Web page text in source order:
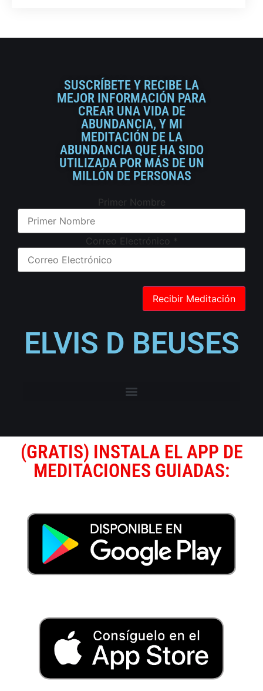
SUSCRÍBETE Y RECIBE LA
MEJOR INFORMACIÓN PARA
CREAR UNA VIDA DE
ABUNDANCIA, Y MI
MEDITACIÓN DE LA
ABUNDANCIA QUE HA SIDO
UTILIZADA POR MÁS DE UN
MILLÓN DE PERSONAS
Primer Nombre
Correo Electrónico *
ELVIS D BEUSES
(GRATIS) INSTALA EL APP DE
MEDITACIONES GUIADAS: